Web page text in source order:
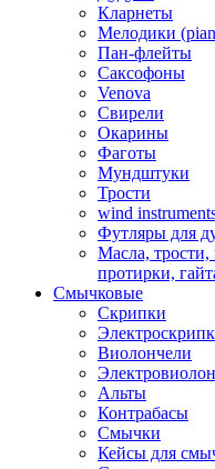
Кларнеты
Мелодики
Пан-флейты
Саксофоны
Venova
Свирели
Окарины
Фаготы
Мундштуки
Трости
wind
Футляры для
Масла,
протирки,
Смычковые
Скрипки
Виолончели
Альты
Контрабасы
Смычки
Кейсы для